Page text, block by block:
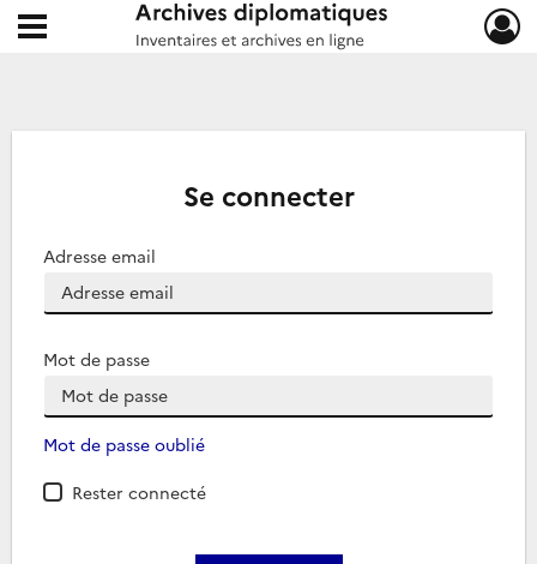
Archives diplomatiques
Ouvrir le menu déroulant
Se connecter
Adresse email
Mot de passe
Mot de passe oublié
Rester connecté